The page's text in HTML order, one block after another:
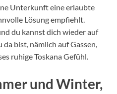
Unterkunft eine erlaubte
Lösung empfiehlt.
du kannst dich wieder auf
bist, nämlich auf Gassen,
ruhige Toskana Gefühl.
und Winter,